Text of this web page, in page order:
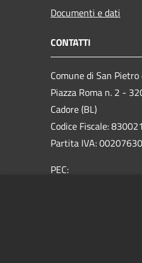
Documenti e dati
CONTATTI
Comune di San Pietro
Piazza Roma n. 2 -
Cadore (BL)
Codice Fiscale:
Partita IVA:
PEC: